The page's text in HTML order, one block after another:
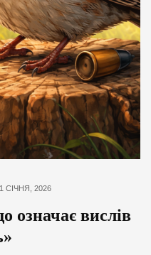
СІЧНЯ, 2026
означає вислів